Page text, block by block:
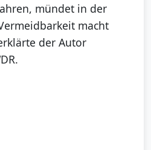
mündet in der
macht
der Autor